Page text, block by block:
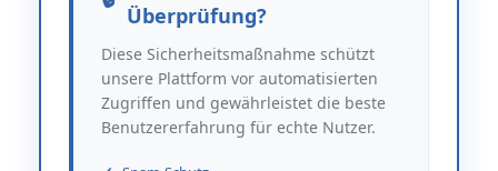
Überprüfung?
Diese Sicherheitsmaßnahme schützt
unsere Plattform vor automatisierten
Zugriffen und gewährleistet die beste
Benutzererfahrung für echte Nutzer.